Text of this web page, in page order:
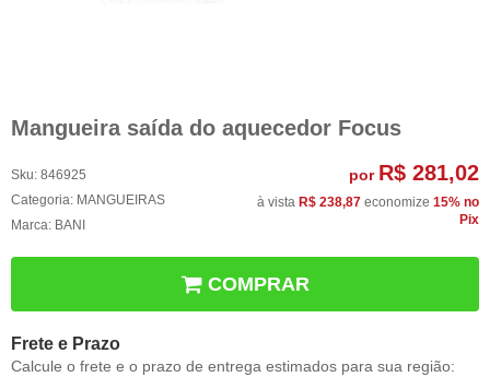
Mangueira saída do aquecedor Focus
Sku: 846925
Categoria: MANGUEIRAS
Marca: BANI
por R$ 281,02
à vista R$ 238,87 economize 15% no
Pix
COMPRAR
Frete e Prazo
Calcule o frete e o prazo de entrega estimados para sua região: